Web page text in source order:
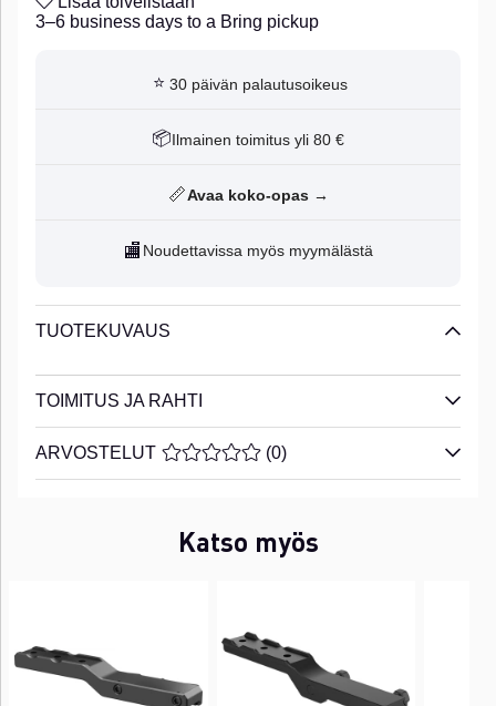
3–6 business days to a Bring pickup
⭐ 30 päivän palautusoikeus
📦 Ilmainen toimitus yli 80 €
📏Avaa koko-opas →
🏬 Noudettavissa myös myymälästä
TUOTEKUVAUS
TOIMITUS JA RAHTI
ARVOSTELUT KESKIARVOLUOKITUS 0 / 5
(0)
Katso myös